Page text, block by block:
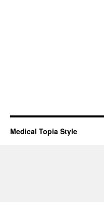
Medical Topia Style